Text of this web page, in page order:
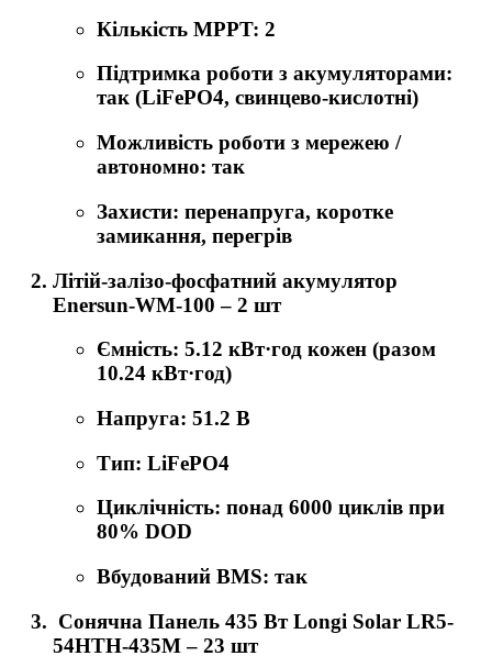
Кількість MPPT: 2
Підтримка роботи з акумуляторами:
так (LiFePO4, свинцево-кислотні)
Можливість роботи з мережею /
автономно: так
Захисти: перенапруга, коротке
замикання, перегрів
Літій-залізо-фосфатний акумулятор
Enersun-WM-100 – 2 шт
Ємність: 5.12 кВт·год кожен (разом
10.24 кВт·год)
Напруга: 51.2 В
Тип: LiFePO4
Циклічність: понад 6000 циклів при
80% DOD
Вбудований BMS: так
Сонячна Панель 435 Вт Longi Solar LR5-
54HTH-435M– 23 шт